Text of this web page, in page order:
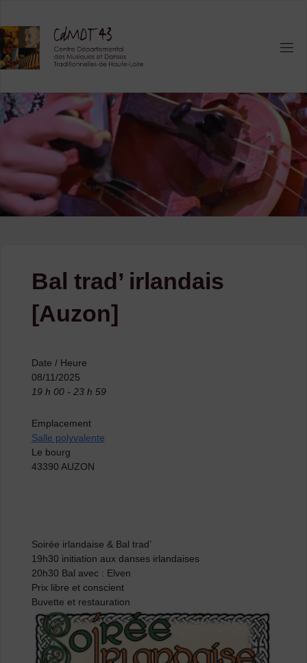
content
Bal trad’ irlandais
[Auzon]
Date / Heure
08/11/2025
19 h 00 - 23 h 59
Emplacement
Salle polyvalente
Le bourg
43390 AUZON
Soirée irlandaise & Bal trad’
19h30 initiation aux danses irlandaises
20h30 Bal avec : Elven
Prix libre et conscient
Buvette et restauration